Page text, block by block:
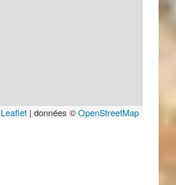
Leaflet| données ©OpenStreetMap